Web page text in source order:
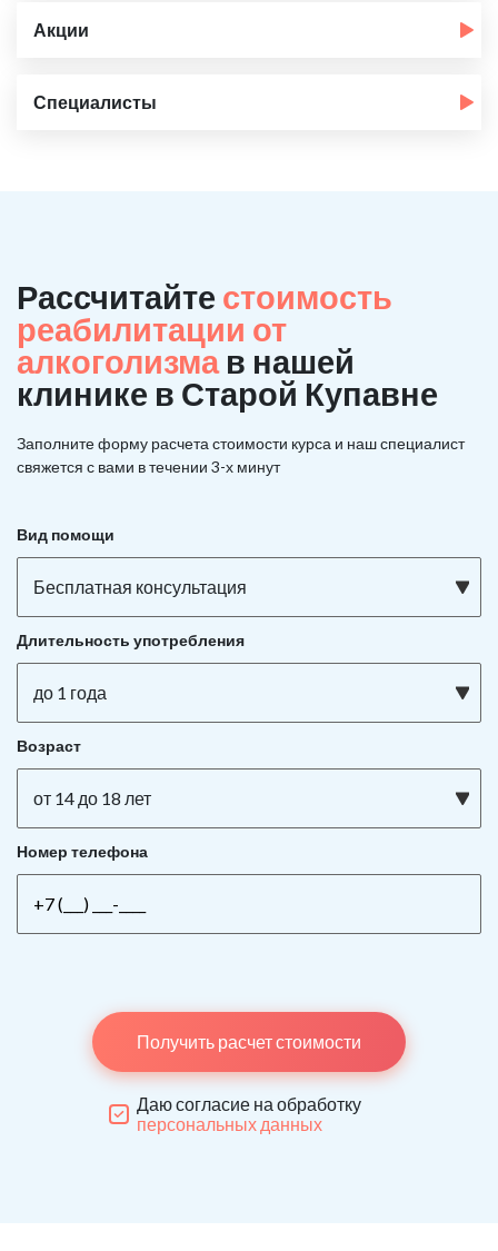
Акции
Специалисты
Рассчитайте стоимость
реабилитации от
алкоголизма в нашей
клинике в Старой Купавне
Заполните форму расчета стоимости курса и наш специалист
свяжется с вами в течении 3-х минут
Вид помощи
Бесплатная консультация
Длительность употребления
до 1 года
Возраст
от 14 до 18 лет
Номер телефона
Получить расчет стоимости
Даю согласие на обработку
персональных данных